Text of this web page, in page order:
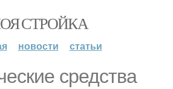
СТРОЙКА
новости статьи
средства